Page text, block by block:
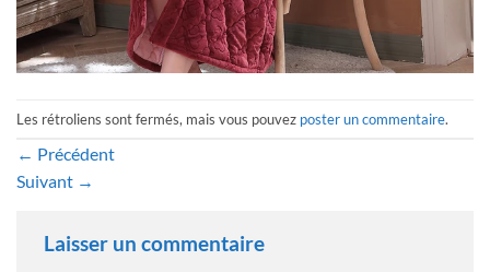
Les rétroliens sont fermés, mais vous pouvez poster un commentaire.
← Précédent
Suivant →
Laisser un commentaire